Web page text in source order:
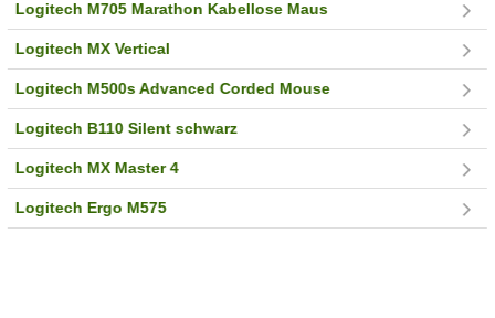
Logitech M705 Marathon Kabellose Maus
Logitech MX Vertical
Logitech M500s Advanced Corded Mouse
Logitech B110 Silent schwarz
Logitech MX Master 4
Logitech Ergo M575